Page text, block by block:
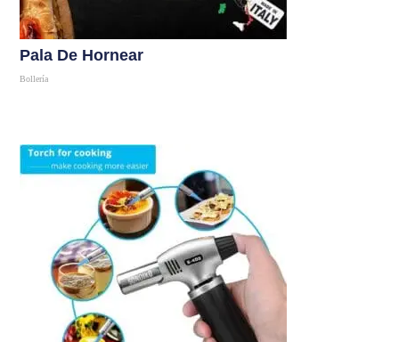
Pala De Hornear
Bollería